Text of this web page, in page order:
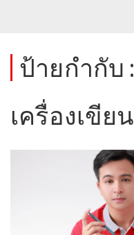
ป้ายกำกับ :
เครื่องเขียน